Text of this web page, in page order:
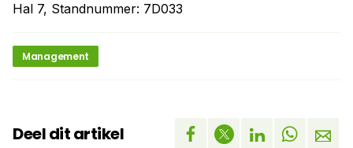
Hal 7, Standnummer: 7D033
Management
Deel dit artikel